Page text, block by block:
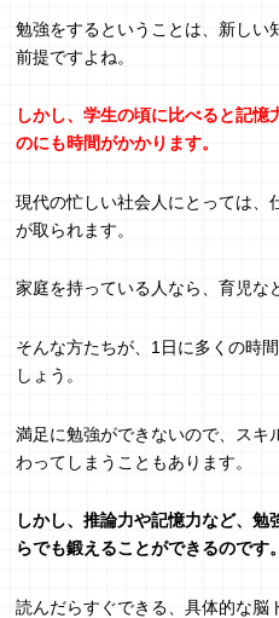
勉強をするということは、新しい
前提ですよね。
しかし、学生の頃に比べると記
のにも時間がかかります。
現代の忙しい社会人にとっては、
が取られます。
家庭を持っている人なら、育児な
そんな方たちが、1日に多くの時
しょう。
満足に勉強ができないので、スキ
わってしまうこともあります。
しかし、推論力や記憶力など、
らでも鍛えることができるのです。
読んだらすぐできる、具体的な脳